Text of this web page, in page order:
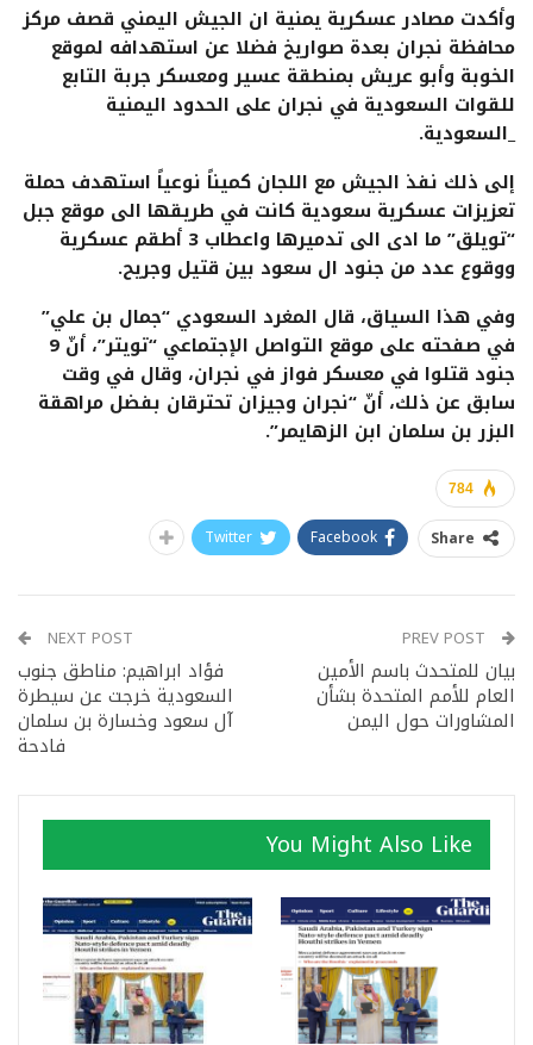
وأكدت مصادر عسكرية يمنية ان الجيش اليمني قصف مركز
محافظة نجران بعدة صواريخ فضلا عن استهدافه لموقع
الخوبة وأبو عريش بمنطقة عسير ومعسكر جربة التابع
للقوات السعودية في نجران على الحدود اليمنية
_السعودية.
إلى ذلك نفذ الجيش مع اللجان كميناً نوعياً استهدف حملة
تعزيزات عسكرية سعودية كانت في طريقها الى موقع جبل
“تويلق” ما ادى الى تدميرها واعطاب 3 أطقم عسكرية
ووقوع عدد من جنود ال سعود بين قتيل وجريح.
وفي هذا السياق، قال المغرد السعودي “جمال بن علي”
في صفحته على موقع التواصل الإجتماعي “تويتر”، أنّ 9
جنود قتلوا في معسكر فواز في نجران، وقال في وقت
سابق عن ذلك، أنّ “نجران وجيزان تحترقان بفضل مراهقة
البزر بن سلمان ابن الزهايمر”.
784
Share
Facebook
Twitter
بيان للمتحدث باسم الأمين
العام للأمم المتحدة بشأن
المشاورات حول اليمن
NEXT POST
فؤاد ابراهيم: مناطق جنوب
السعودية خرجت عن سيطرة
آل سعود وخسارة بن سلمان
فادحة
You Might Also Like